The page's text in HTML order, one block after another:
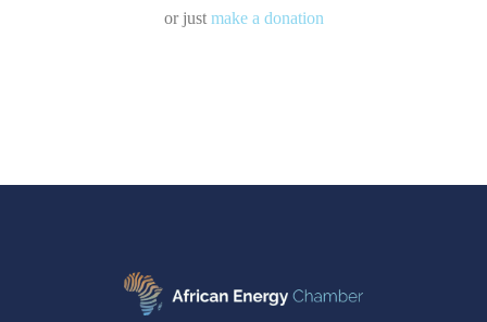
or just make a donation